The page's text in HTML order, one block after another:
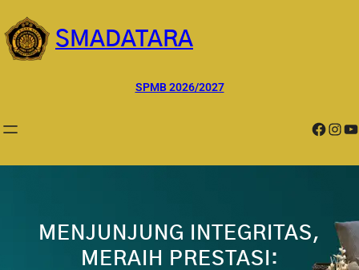
ke
konten
SMADATARA
SPMB 2026/2027
Facebook InstagramYouTube
MENJUNJUNG INTEGRITAS,
MERAIH PRESTASI: